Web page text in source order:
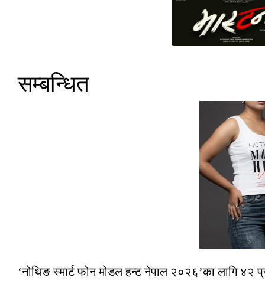
सम्बन्धित
‘नोथिङ स्मार्ट फोन मोडल हन्ट नेपाल २०२६’का लागि ४२